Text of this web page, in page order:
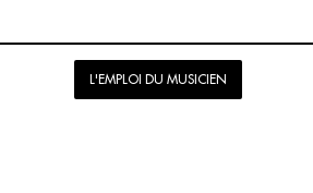
L'EMPLOI DU MUSICIEN